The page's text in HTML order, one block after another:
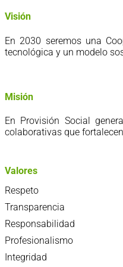
Visión
En 2030 seremos una
tecnológica y un modelo
Misión
En Provisión Social
colaborativas que
Valores
Respeto
Transparencia
Responsabilidad
Profesionalismo
Integridad